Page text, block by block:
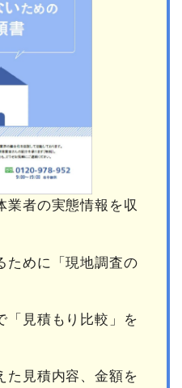
業者の実態情報を収
ために「現地調査の
「見積もり比較」を
た見積内容、金額を